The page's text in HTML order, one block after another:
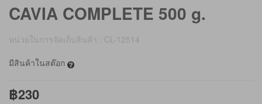
CAVIA COMPLETE 500 g.
หน่วยในการจัดเก็บสินค้า : CL-12514
มีสินค้าในสต๊อก
฿230